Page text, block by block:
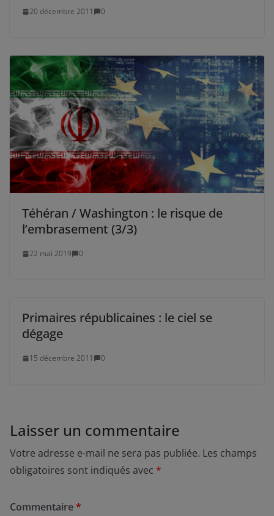
20 décembre 2011 0
Téhéran / Washington : le risque de
l’embrasement (3/3)
22 mai 2019 0
Primaires républicaines : le ciel se
dégage
15 décembre 2011 0
Laisser un commentaire
Votre adresse e-mail ne sera pas publiée. Les champs
obligatoires sont indiqués avec *
Commentaire*